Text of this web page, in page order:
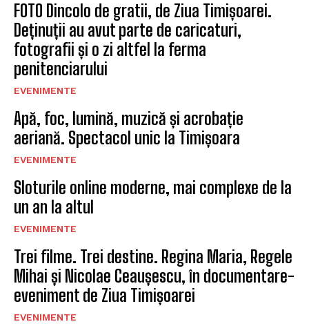
FOTO Dincolo de gratii, de Ziua Timișoarei.
Deținuții au avut parte de caricaturi,
fotografii și o zi altfel la ferma
penitenciarului
EVENIMENTE
Apă, foc, lumină, muzică și acrobație
aeriană. Spectacol unic la Timișoara
EVENIMENTE
Sloturile online moderne, mai complexe de la
un an la altul
EVENIMENTE
Trei filme. Trei destine. Regina Maria, Regele
Mihai și Nicolae Ceaușescu, în documentare-
eveniment de Ziua Timișoarei
EVENIMENTE